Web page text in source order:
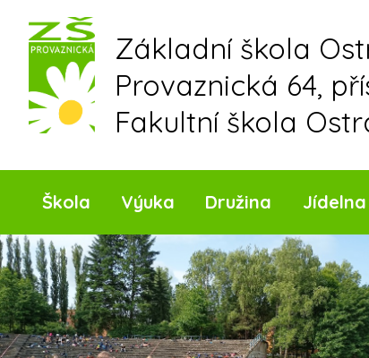
content
Základní škola
Provaznická 64,
Fakultní škola
Škola Výuka Družina Jídelna